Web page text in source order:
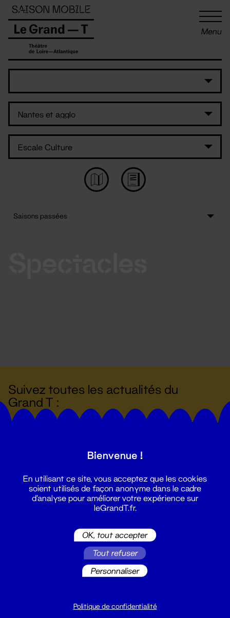
Menu
Suivez toutes les actualités du
Grand T :
billetterie@leGrandT.fr
Du lundi au vendredi 14h → 18h
Panneau de gestion des cookies
Bienvenue !
En utilisant ce site, vous acceptez que les cookies
soient utilisés de façon anonyme dans le cadre
d'analyse pour améliorer votre expérience sur
leGrandT.fr.
OK, tout accepter
Tout refuser
Personnaliser
Politique de confidentialité